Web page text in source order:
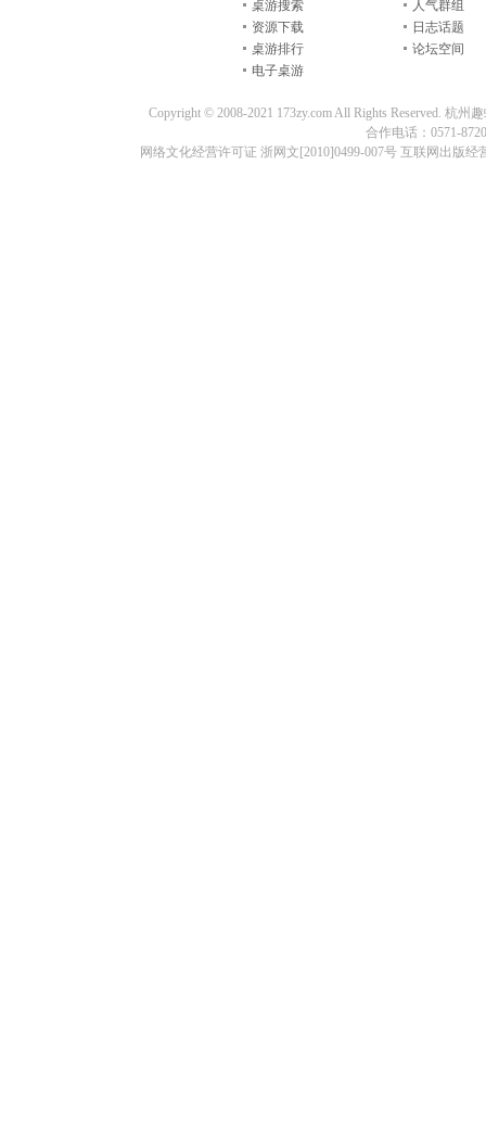
桌游搜索
资源下载
桌游排行
电子桌游
人气群组
日志话题
论坛空间
Copyright © 2008-2021 173zy.com All Rights Reserved. 杭
合作电话：0571-
网络文化经营许可证 浙网文[2010]0499-007号 互联网出版